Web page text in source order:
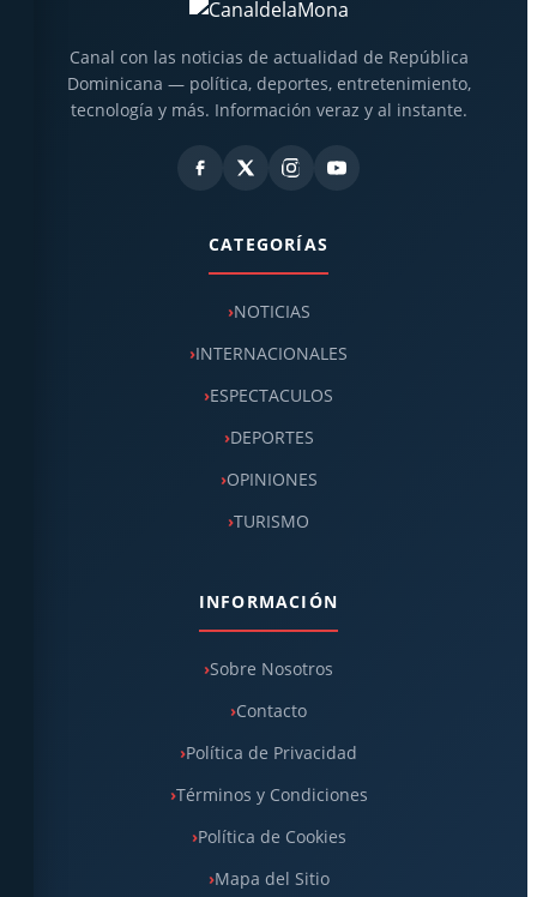
Canal con las noticias de actualidad de República
Dominicana — política, deportes, entretenimiento,
tecnología y más. Información veraz y al instante.
CATEGORÍAS
NOTICIAS
INTERNACIONALES
ESPECTACULOS
DEPORTES
OPINIONES
TURISMO
INFORMACIÓN
Sobre Nosotros
Contacto
Política de Privacidad
Términos y Condiciones
Política de Cookies
Mapa del Sitio